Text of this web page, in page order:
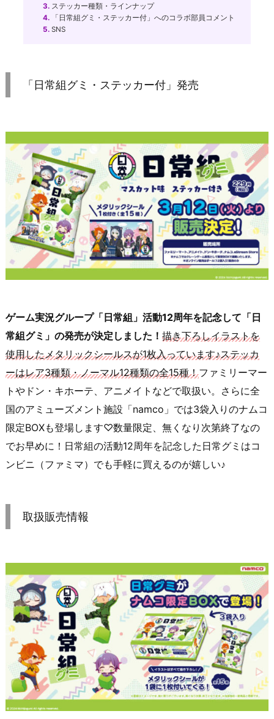
3. ステッカー種類・ラインナップ
4. 「日常組グミ・ステッカー付」へのコラボ部員コメント
5. SNS
「日常組グミ・ステッカー付」発売
ゲーム実況グループ「日常組」活動12周年を記念して「日
常組グミ」の発売が決定しました！ 描き下ろしイラストを
使用したメタリックシールスが1枚入っています♪ステッカ
ーはレア3種類・ノーマル12種類の全15種！ファミリーマー
トやドン・キホーテ、アニメイトなどで取扱い。さらに全
国のアミューズメント施設「namco」では3袋入りのナムコ
限定BOXも登場します♡数量限定、無くなり次第終了なの
でお早めに！日常組の活動12周年を記念した日常グミはコ
ンビニ（ファミマ）でも手軽に買えるのが嬉しい♪
取扱販売情報